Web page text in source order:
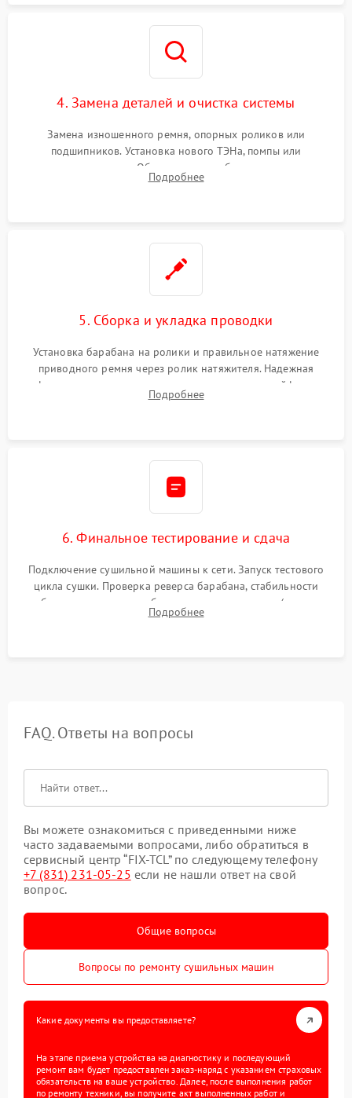
4. Замена деталей и очистка системы
Замена изношенного ремня, опорных роликов или
подшипников. Установка нового ТЭНа, помпы или
термодатчиков. Обязательная глубокая очистка
конденсатора, крыльчатки вентилятора и воздуховодов от
Подробнее
5. Сборка и укладка проводки
Установка барабана на ролики и правильное натяжение
приводного ремня через ролик натяжителя. Надежная
фиксация всех узлов, подключение клемм и шлейфов к
модулю управления. Монтаж корпусных панелей, люка и
Подробнее
6. Финальное тестирование и сдача
Подключение сушильной машины к сети. Запуск тестового
цикла сушки. Проверка реверса барабана, стабильности
набора температуры, работы дренажного насоса (откачка
конденсата) и отсутствия посторонних скрипов, стуков или
Подробнее
FAQ. Ответы на вопросы
Вы можете ознакомиться с приведенными ниже
часто задаваемыми вопросами, либо обратиться в
сервисный центр “FIX-TCL” по следующему телефону
+7 (831) 231-05-25 если не нашли ответ на свой
вопрос.
Общие вопросы
Вопросы по ремонту сушильных машин
Какие документы вы предоставляете?
На этапе приема устройства на диагностику и последующий
ремонт вам будет предоставлен заказ-наряд с указанием страховых
обязательств на ваше устройство. Далее, после выполнения работ
по ремонту техники, вы получите акт выполненных работ и